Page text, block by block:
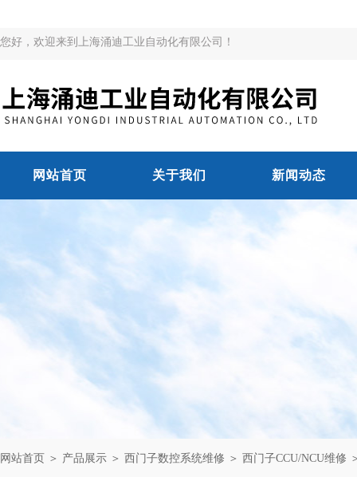
您好，欢迎来到上海涌迪工业自动化有限公司！
网站首页 关于我们 新闻动态
网站首页 ＞ 产品展示 ＞ 西门子数控系统维修 ＞ 西门子CCU/NCU维修